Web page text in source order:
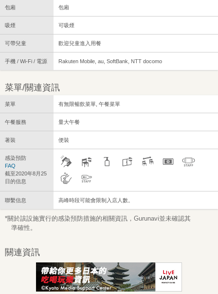
包廂 包廂
吸煙 可吸煙
可帶兒童 歡迎兒童進入用餐
手機 / Wi-Fi / 電源 Rakuten Mobile, au, SoftBank, NTT docomo
菜單/關連資訊
菜單 有無限暢飲菜單, 午餐菜單
午餐服務 量大午餐
著裝 便裝
感染預防
FAQ
截至2020年8月25
日的信息
聯繫信息 高峰時段可能會限制入店人數。
*關於該設施實行的感染預防措施的相關資訊，Gurunavi並未確認其
準確性。
關連資訊